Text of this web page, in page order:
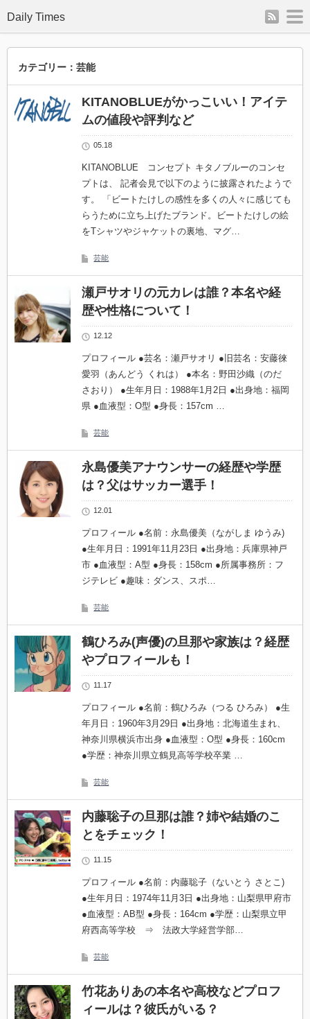
Daily Times rss
カテゴリー：芸能
KITANOBLUEがかっこいい！アイテ
ムの値段や評判など
05.18
KITANOBLUE コンセプト キタノブルーのコンセ
プトは、 記者会見で以下のように披露されたようで
す。 「ビートたけしの感性を多くの人々に感じても
らうために立ち上げたブランド。ビートたけしの絵
をTシャツやジャケットの裏地、マグ…
芸能
瀬戸サオリの元カレは誰？本名や経
歴や性格について！
12.12
プロフィール ●芸名：瀬戸サオリ ●旧芸名：安藤徠
愛羽（あんどう くれは） ●本名：野田沙織（のだ
さおり） ●生年月日：1988年1月2日 ●出身地：福岡
県 ●血液型：O型 ●身長：157cm …
芸能
永島優美アナウンサーの経歴や学歴
は？父はサッカー選手！
12.01
プロフィール ●名前：永島優美（ながしま ゆうみ)
●生年月日：1991年11月23日 ●出身地：兵庫県神戸
市 ●血液型：A型 ●身長：158cm ●所属事務所：フ
ジテレビ ●趣味：ダンス、スポ…
芸能
鶴ひろみ(声優)の旦那や家族は？経歴
やプロフィールも！
11.17
プロフィール ●名前：鶴ひろみ（つる ひろみ） ●生
年月日：1960年3月29日 ●出身地：北海道生まれ、
神奈川県横浜市出身 ●血液型：O型 ●身長：160cm
●学歴：神奈川県立鶴見高等学校卒業 …
芸能
内藤聡子の旦那は誰？姉や結婚のこ
とをチェック！
11.15
プロフィール ●名前：内藤聡子（ないとう さとこ)
●生年月日：1974年11月3日 ●出身地：山梨県甲府市
●血液型：AB型 ●身長：164cm ●学歴：山梨県立甲
府西高等学校 ⇒ 法政大学経営学部…
芸能
竹花ありあの本名や高校などプロフ
ィールは？彼氏がいる？